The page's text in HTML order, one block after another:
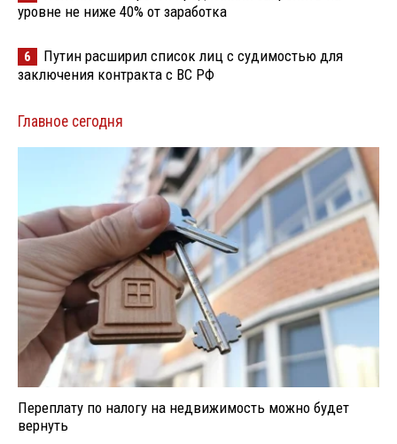
уровне не ниже 40% от заработка
6
Путин расширил список лиц с судимостью для
заключения контракта с ВС РФ
Главное сегодня
Переплату по налогу на недвижимость можно будет
вернуть